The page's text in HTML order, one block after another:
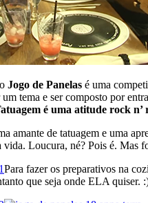
Jogo de Panelas é uma
tema e ser composto por
é uma atitude rock n’
amante de tatuagem e uma
Loucura, né? Pois é. Mas
Para fazer os preparativos na
que seja onde ELA quiser.